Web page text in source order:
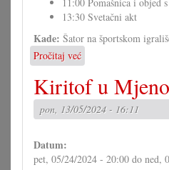
13:30 Svetačni akt
Kade: Šator na športskom
Pročitaj već
55
ljet
SC
Gerištof
Kiritof u
pon, 13/05/2024 - 16:11
Datum:
pet, 05/24/2024 - 20:00 do ned,